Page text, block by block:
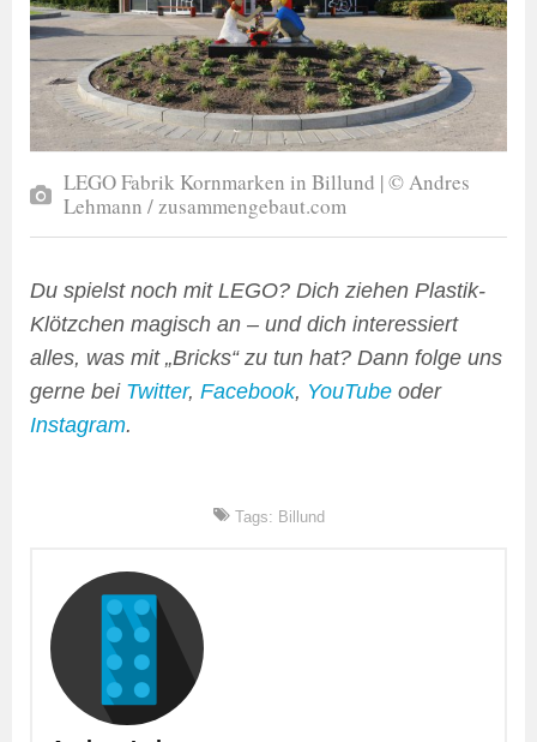
LEGO Fabrik Kornmarken in Billund | © Andres
Lehmann / zusammengebaut.com
Du spielst noch mit LEGO? Dich ziehen Plastik-
Klötzchen magisch an – und dich interessiert
alles, was mit „Bricks“ zu tun hat? Dann folge uns
gerne bei Twitter, Facebook, YouTube oder
Instagram.
Tags: Billund